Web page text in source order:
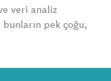
veri analiz
bunların pek çoğu,